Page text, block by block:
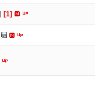
[1]